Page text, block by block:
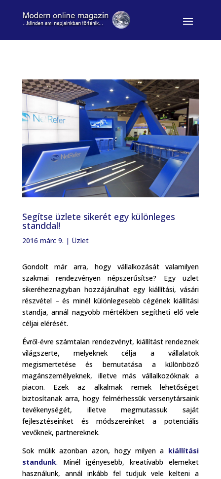
Segítse üzlete sikerét egy különleges
standdal!
2016 márc 9. | Üzlet
Gondolt már arra, hogy vállalkozását valamilyen
szakmai rendezvényen népszerűsítse? Egy üzlet
sikeréheznagyban hozzájárulhat egy kiállítási, vásári
részvétel – és minél különlegesebb cégének kiállítási
standja, annál nagyobb mértékben segítheti elő vele
céljai elérését.
Évről-évre számtalan rendezvényt, kiállítást rendeznek
világszerte, melyeknek célja a vállalatok
megismertetése és bemutatása a különböző
magánszemélyeknek, illetve más vállalkozóknak a
piacon. Ezek az alkalmak remek lehetőséget
biztosítanak arra, hogy felmérhessük versenytársaink
tevékenységét, illetve megmutassuk saját
fejlesztéseinket és módszereinket a potenciális
vevőknek, partnereknek.
Sok múlik azonban azon, hogy milyen a kiállítási
standunk.
Minél igényesebb, kreatívabb elemeket
használunk, annál inkább fel tudjuk vele kelteni a